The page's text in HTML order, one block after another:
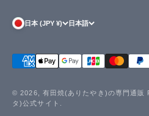
日本 (JPY ¥) 日本語
© 2026, 有田焼(ありたやき)の専門通
タ)公式サイト.